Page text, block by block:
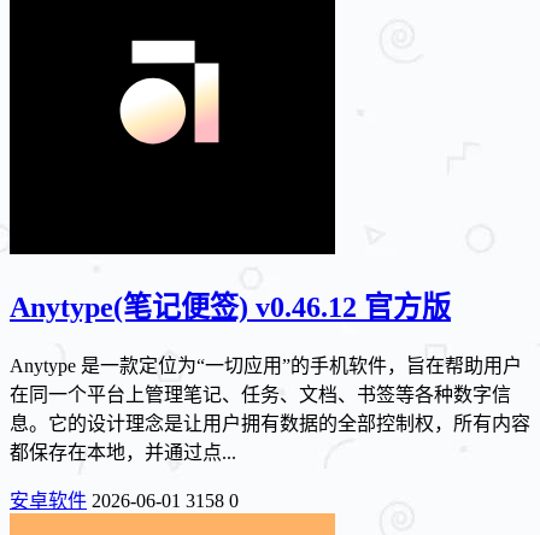
Anytype(笔记便签) v0.46.12 官方版
Anytype 是一款定位为“一切应用”的手机软件，旨在帮助用户
在同一个平台上管理笔记、任务、文档、书签等各种数字信
息。它的设计理念是让用户拥有数据的全部控制权，所有内容
都保存在本地，并通过点...
安卓软件 2026-06-01 3158 0